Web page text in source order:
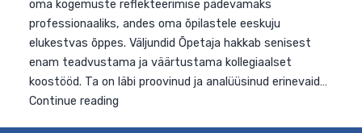
Eesmärk Õpetajatele ja juhtkonna liikmetele
vajalikke pädevusi õpiringi juhtimiseks koolis, sh
õpetatakse seostama õpiringi nüüdisaegse
õpikäsitusega, mängitakse praktiliselt läbi olulisimad
õpiringis kasutatavad meetodid ning kujunetakse läbi
oma kogemuste reflekteerimise pädevamaks